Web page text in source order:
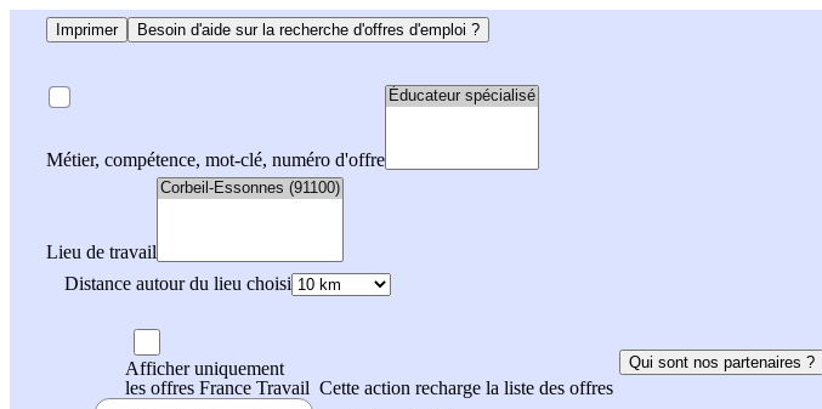
Imprimer Besoin d'aide sur la recherche d'offres d'emploi ?
Métier, compétence, mot-clé, numéro d'offre
Lieu de travail
Distance autour du lieu choisi
Afficher uniquement
les offres France Travail Cette action recharge la liste des offres
Qui sont nos partenaires ?